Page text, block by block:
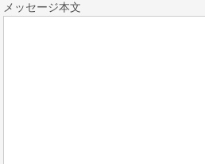
メッセージ本文